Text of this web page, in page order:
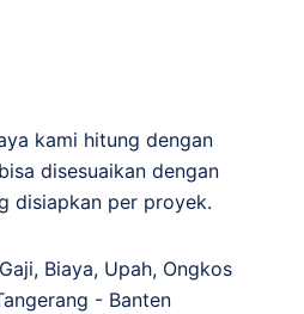
kami hitung dengan
disesuaikan dengan
disiapkan per proyek.
Gaji, Biaya, Upah, Ongkos
- Banten